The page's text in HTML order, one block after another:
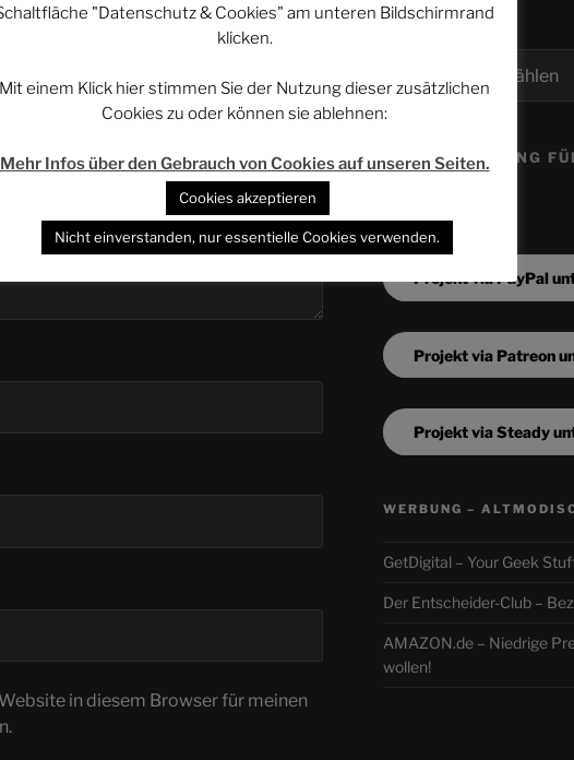
in diesem Browser für meinen
KATEGORIEN
UNTERSTÜTZUNG
Projekt via PayPal
Projekt via Patreon
Projekt via Steady
WERBUNG –
GetDigital – Your Geek
Der Entscheider-Club –
AMAZON.de – Niedrige
wollen!
"Datenschutz & Cookies" am unteren Bildschirmrand
klicken.
Mit einem Klick hier stimmen Sie der Nutzung dieser zusätzlichen
Cookies zu oder können sie ablehnen:
Mehr Infos über den Gebrauch von Cookies auf unseren Seiten.
Cookies akzeptieren
Nicht einverstanden, nur essentielle Cookies verwenden.